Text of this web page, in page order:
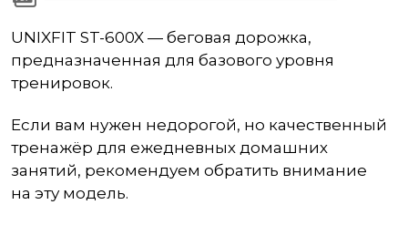
UNIXFIT ST-600X — беговая дорожка,
предназначенная для базового уровня
тренировок.
Если вам нужен недорогой, но качественный
тренажёр для ежедневных домашних
занятий, рекомендуем обратить внимание
на эту модель.